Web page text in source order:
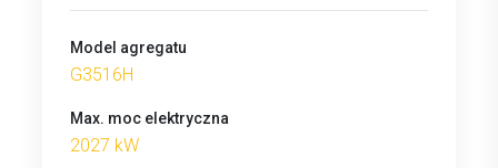
Model agregatu
G3516H
Max. moc elektryczna
2027 kW